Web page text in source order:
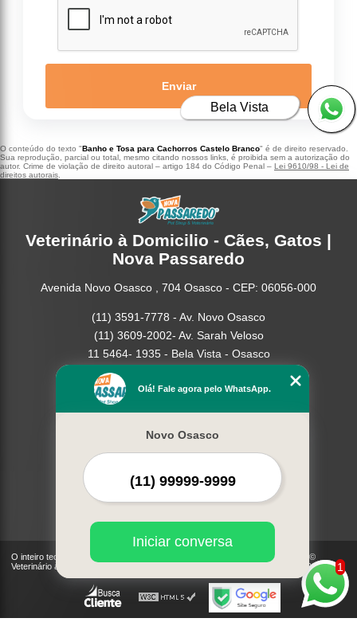
Enviar
O conteúdo do texto "Banho e Tosa para Cachorros Castelo Branco" é de direito reservado.
Sua reprodução, parcial ou total, mesmo citando nossos links, é proibida sem a autorização do
autor. Crime de violação de direito autoral – artigo 184 do Código Penal – Lei 9610/98 - Lei de
direitos autorais
Veterinário à Domicilio - Cães, Gatos |
Nova Passaredo
Avenida Novo Osasco , 704 Osasco - CEP: 06056-000
(11) 3591-7778 - Av. Novo Osasco
(11) 3609-2002- Av. Sarah Veloso
11 5464- 1935 - Bela Vista - Osasco
Home
Serviços
Contato
Mapa do site
Mais Serviços
O inteiro teor deste site está sujeito à proteção de direitos autorais. Copyright©
Veterinário à Domicilio - Cães, Gatos | Nova Passaredo (Lei 9610 de 19/02/1998)
1
Olá! Fale agora pelo WhatsApp.
Novo Osasco
Iniciar conversa
Bela Vista